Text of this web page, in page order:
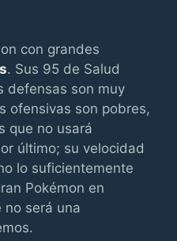
con grandes
. Sus 95 de Salud
defensas son muy
ofensivas son pobres,
que no usará
último; su velocidad
lo suficientemente
Pokémon en
no será una